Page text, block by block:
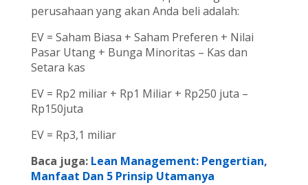
perusahaan yang akan Anda beli adalah:
EV = Saham Biasa + Saham Preferen + Nilai
Pasar Utang + Bunga Minoritas – Kas dan
Setara kas
EV = Rp2 miliar + Rp1 Miliar + Rp250 juta –
Rp150juta
EV = Rp3,1 miliar
Baca juga: Lean Management: Pengertian,
Manfaat Dan 5 Prinsip Utamanya